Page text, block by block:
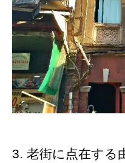
3. 老街に点在する